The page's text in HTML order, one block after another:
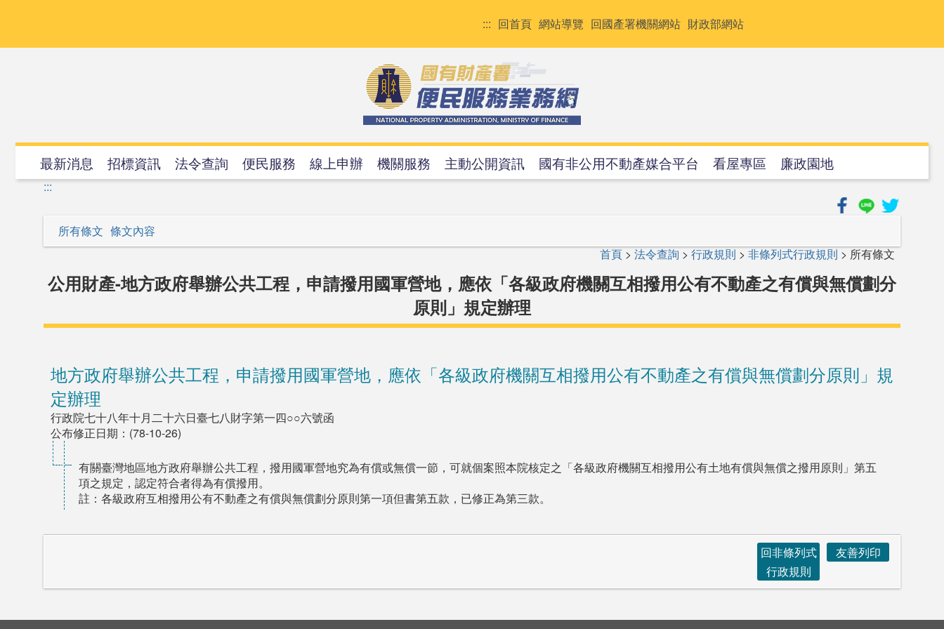
要
::: 回首頁 網站導覽 回國產署機關網站 財政部網站
最新消息 招標資訊 法令查詢 便民服務 線上申辦 機關服務 主動公開資訊 國有非公用不動產媒合平台 看屋專區 廉政園地
:::
所有條文 條文內容
首頁 > 法令查詢 > 行政規則 > 非條列式行政規則 > 所有條文
公用財產-地方政府舉辦公共工程，申請撥用國軍營地，應依「各級政府機關互相撥用公有不動產之有償與無償劃分
原則」規定辦理
地方政府舉辦公共工程，申請撥用國軍營地，應依「各級政府機關互相撥用公有不動產之有償與無償劃分原則」規
定辦理
行政院七十八年十月二十六日臺七八財字第一四○○六號函
公布修正日期：(78-10-26)
有關臺灣地區地方政府舉辦公共工程，撥用國軍營地究為有償或無償一節，可就個案照本院核定之「各級政府機關互相撥用公有土地有償與無償之撥用原則」第五
項之規定，認定符合者得為有償撥用。
註：各級政府互相撥用公有不動產之有償與無償劃分原則第一項但書第五款，已修正為第三款。
回非條列式
行政規則
友善列印